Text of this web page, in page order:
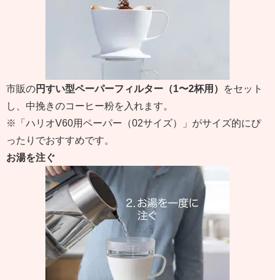
市販の円すい型ペーパーフィルター（1〜2杯用）
をセット
し、中挽きのコーヒー粉を入れます。
※「ハリオV60用ペーパー（02サイズ）」がサイズ的にぴ
ったりでおすすめです。
お湯を注ぐ